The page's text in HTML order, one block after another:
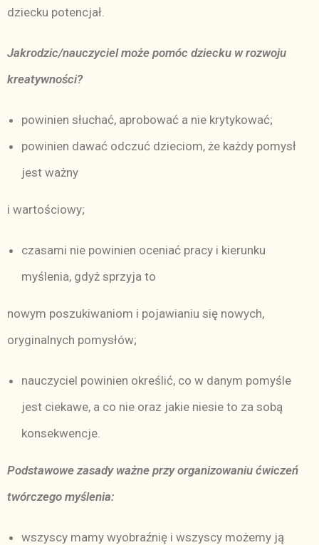
dziecku potencjał.
Jakrodzic/nauczyciel może pomóc dziecku w rozwoju
kreatywności?
powinien słuchać, aprobować a nie krytykować;
powinien dawać odczuć dzieciom, że każdy pomysł
jest ważny
i wartościowy;
czasami nie powinien oceniać pracy i kierunku
myślenia, gdyż sprzyja to
nowym poszukiwaniom i pojawianiu się nowych,
oryginalnych pomysłów;
nauczyciel powinien określić, co w danym pomyśle
jest ciekawe, a co nie oraz jakie niesie to za sobą
konsekwencje.
Podstawowe zasady ważne przy organizowaniu ćwiczeń
twórczego myślenia:
wszyscy mamy wyobraźnię i wszyscy możemy ją